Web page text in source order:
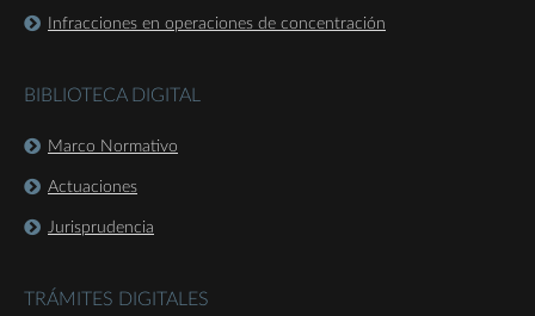
Infracciones en operaciones de concentración
BIBLIOTECA DIGITAL
Marco Normativo
Actuaciones
Jurisprudencia
TRÁMITES DIGITALES